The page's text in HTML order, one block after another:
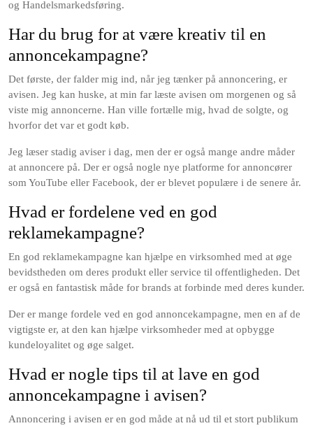
og Handelsmarkedsføring.
Har du brug for at være kreativ til en
annoncekampagne?
Det første, der falder mig ind, når jeg tænker på annoncering, er
avisen. Jeg kan huske, at min far læste avisen om morgenen og så
viste mig annoncerne. Han ville fortælle mig, hvad de solgte, og
hvorfor det var et godt køb.
Jeg læser stadig aviser i dag, men der er også mange andre måder
at annoncere på. Der er også nogle nye platforme for annoncører
som YouTube eller Facebook, der er blevet populære i de senere år.
Hvad er fordelene ved en god
reklamekampagne?
En god reklamekampagne kan hjælpe en virksomhed med at øge
bevidstheden om deres produkt eller service til offentligheden. Det
er også en fantastisk måde for brands at forbinde med deres kunder.
Der er mange fordele ved en god annoncekampagne, men en af de
vigtigste er, at den kan hjælpe virksomheder med at opbygge
kundeloyalitet og øge salget.
Hvad er nogle tips til at lave en god
annoncekampagne i avisen?
Annoncering i avisen er en god måde at nå ud til et stort publikum